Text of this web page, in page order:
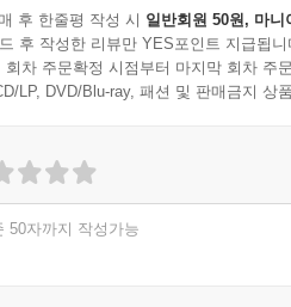
후 한줄평 작성 시 일반회원 50원, 마니
후 작성한 리뷰만 YES포인트 지급됩니
회차 주문확정 시점부터 마지막 회차 주
LP, DVD/Blu-ray, 패션 및 판매금지 상
50자까지 작성가능